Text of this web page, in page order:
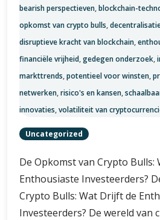
bearish perspectieven,blockchain-
opkomst van crypto bulls,
disruptieve kracht van blockchain,
financiële vrijheid,gedegen onderzoek,
markttrends,potentieel voor winsten,
netwerken,risico's en kansen,
innovaties,volatiliteit van
Uncategorized
De Opkomst van Crypto Bulls:
Enthousiaste Investeerders?
Crypto Bulls: Wat Drijft de
Investeerders? De wereld van